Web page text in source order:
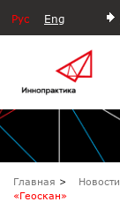
Рус Eng
Главная Новости
«Геоскан»